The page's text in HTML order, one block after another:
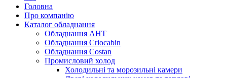
Головна
Про компанію
Каталог обладнання
Обладнання AHT
Обладнання Criocabin
Обладнання Costan
Промисловий холод
Холодильні та морозильні камери